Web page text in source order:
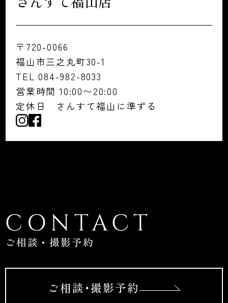
〒720-0066
福山市三之丸町30-1
TEL 084-982-8033
営業時間 10:00〜20:00
定休日 さんすて福山に準ずる
CONTACT
ご相談・撮影予約
ご相談･撮影予約